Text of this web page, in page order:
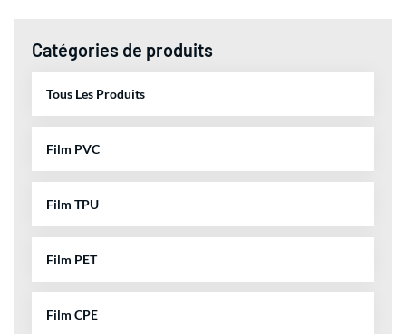
Catégories de produits
Tous Les Produits
Film PVC
Film TPU
Film PET
Film CPE